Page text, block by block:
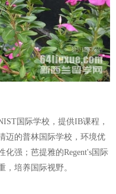
国际学校，提供IB课程，
迈的普林国际学校，环境优
强；芭提雅的Regent's国际
，培养国际视野。